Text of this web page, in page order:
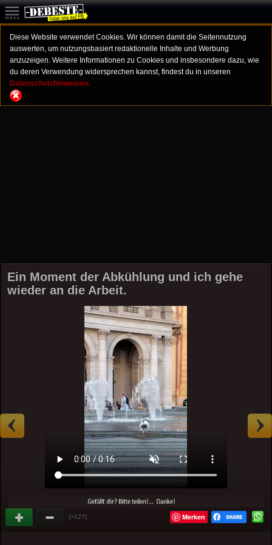
Diese Website verwendet Cookies. Wir können damit die Seitennutzung
auswerten, um nutzungsbasiert redaktionelle Inhalte und Werbung
anzuzeigen. Weitere Informationen zu Cookies und insbesondere dazu, wie
du deren Verwendung widersprechen kannst, findest du in unseren
Datenschutzhinweisen.
Ein Moment der Abkühlung und ich gehe
wieder an die Arbeit.
(+127) Merken